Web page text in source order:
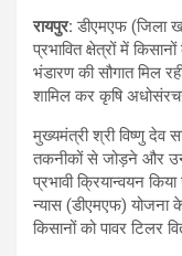
रायपुर:डीएमएफ (जिला
प्रभावित क्षेत्रों में
भंडारण की सौगात मिल
शामिल कर कृषि
मुख्यमंत्री श्री विष्णु देव
तकनीकों से जोड़ने और
प्रभावी क्रियान्वयन
न्यास (डीएमएफ)
किसानों को पावर टिलर